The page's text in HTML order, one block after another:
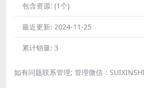
包含资源: (1个)
最近更新: 2024-11-25
累计销量: 3
如有问题联系管理; 管理微信：